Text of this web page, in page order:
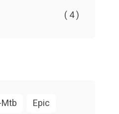
( 4 )
Mtb
Epic